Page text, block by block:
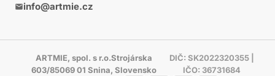
info@artmie.cz
ARTMIE, spol. s r.o.Strojárska
603/85069 01 Snina, Slovensko
DIČ: SK2022320355 |
IČO: 36731684